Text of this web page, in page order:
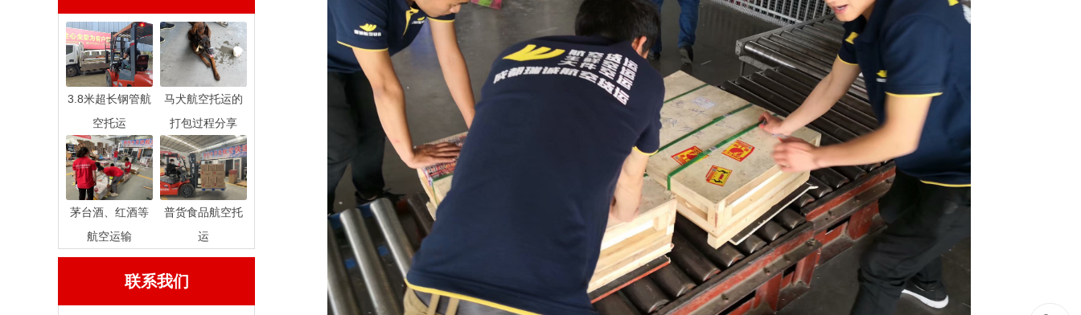
3.8米超长钢管航
空托运
马犬航空托运的
打包过程分享
茅台酒、红酒等
航空运输
普货食品航空托
运
联系我们